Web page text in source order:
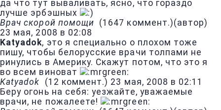
да что тут вываливать, ясно, что гораздо
лучше эрбэшных
Врач скорой помощи (1647 коммент.)(автор)
23 мая, 2008 в 02:08
Katyadok, это я специально о плохом тоже
пишу, чтобы белорусские врачи толпами не
ринулись в Америку. Скажут потом, что это я
во всем виноват
Katyadok (12 коммент.) 23 мая, 2008 в 02:11
Беру огонь на себя: уезжайте, уважаемые
врачи, не пожалеете!